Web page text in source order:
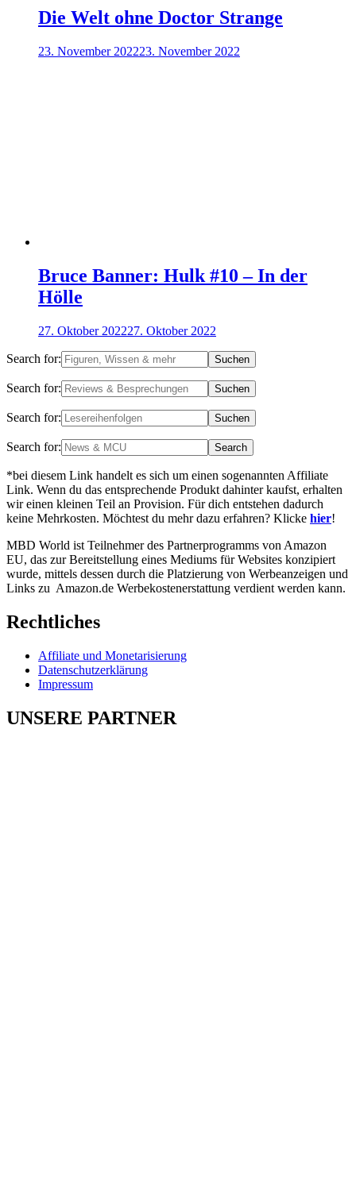
Die Welt ohne Doctor Strange
23. November 202223. November 2022
Bruce Banner: Hulk #10 – In der
Hölle
27. Oktober 202227. Oktober 2022
Search for:
Search for:
Search for:
Search for:
*bei diesem Link handelt es sich um einen sogenannten Affiliate
Link. Wenn du das entsprechende Produkt dahinter kaufst, erhalten
wir einen kleinen Teil an Provision. Für dich entstehen dadurch
keine Mehrkosten. Möchtest du mehr dazu erfahren? Klicke hier!
MBD World ist Teilnehmer des Partnerprogramms von Amazon
EU, das zur Bereitstellung eines Mediums für Websites konzipiert
wurde, mittels dessen durch die Platzierung von Werbeanzeigen und
Links zu Amazon.de Werbekostenerstattung verdient werden kann.
Rechtliches
Affiliate und Monetarisierung
Datenschutzerklärung
Impressum
UNSERE PARTNER